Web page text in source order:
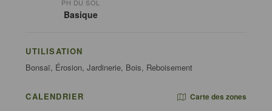
PH DU SOL
Basique
UTILISATION
Bonsaï, Érosion, Jardinerie, Bois, Reboisement
CALENDRIER Carte des zones